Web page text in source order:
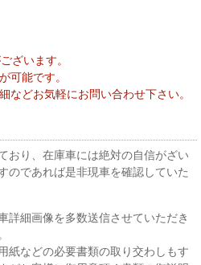
ざいます。
可能です。
どお気軽にお問い合わせ下さい。
おり、在庫車には絶対の自信がざい
のであれば是非現車を確認していた
詳細画像を多数送信させていただき
紙などの必要書類の取り交わしもす